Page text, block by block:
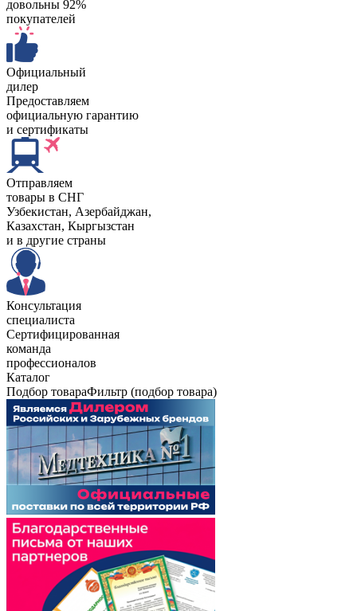
довольны 92%
покупателей
Официальный
дилер
Предоставляем
официальную гарантию
и сертификаты
Отправляем
товары в СНГ
Узбекистан, Aзербайджан,
Казахстан, Кыргызстан
и в другие страны
Консультация
специалиста
Сертифицированная
команда
профессионалов
Каталог
Подбор товараФильтр (подбор товара)